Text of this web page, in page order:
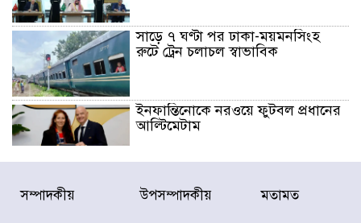
সাড়ে ৭ ঘণ্টা পর ঢাকা-ময়মনসিংহ
রুটে ট্রেন চলাচল স্বাভাবিক
ইনফান্তিনোকে নরওয়ে ফুটবল প্রধানের
আল্টিমেটাম
দেশে ভারি বৃষ্টির সতর্কবার্তা, ১০
জেলায় বন্যার পূর্বাভাস
সম্পাদকীয় উপসম্পাদকীয় মতামত